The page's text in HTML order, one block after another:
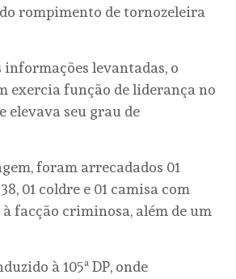
rompimento de tornozeleira
informações levantadas, o
exercia função de liderança no
elevava seu grau de
foram arrecadados 01
01 coldre e 01 camisa com
facção criminosa, além de um
à 105ª DP, onde